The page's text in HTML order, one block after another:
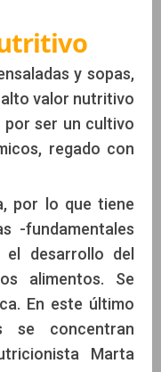
y sopas,
alto valor nutritivo
por ser un cultivo
regado con
por lo que tiene
-fundamentales
desarrollo del
alimentos. Se
En este último
se concentran
Marta